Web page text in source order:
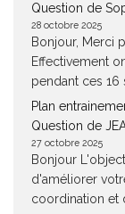
Question de
28 octobre 2025
Bonjour, Merci
Effectivement
pendant ces 16
Plan
Question de
27 octobre 2025
Bonjour
d'améliorer
coordination et